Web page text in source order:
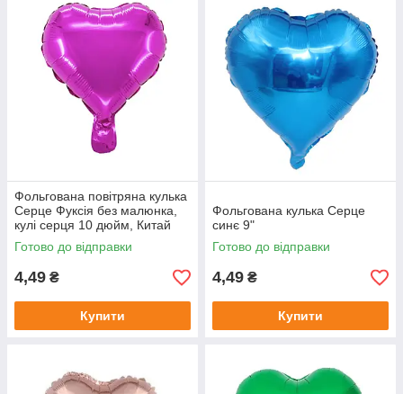
Фольгована повітряна кулька
Серце Фуксія без малюнка,
кулі серця 10 дюйм, Китай
Готово до відправки
4,49 ₴
Купити
Фольгована кулька Серце
синє 9"
Готово до відправки
4,49 ₴
Купити